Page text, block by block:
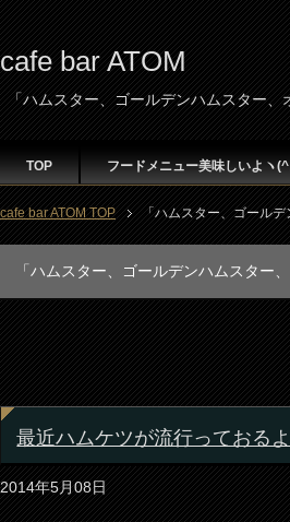
cafe bar ATOM
「ハムスター、ゴールデンハムスター
TOP フードメニュー美味しいよヽ
cafe bar ATOM TOP 「ハムスター、ゴール
「ハムスター、ゴールデンハムスター
最近ハムケツが流行っておる
2014年5月08日